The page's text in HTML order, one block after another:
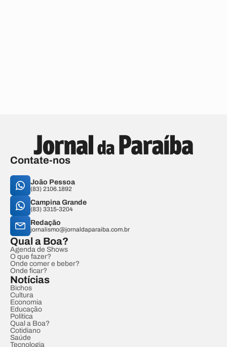
Contate-nos
João Pessoa
(83) 2106.1892
Campina Grande
(83) 3315-3204
Redação
jornalismo@jornaldaparaiba.com.br
Qual a Boa?
Agenda de Shows
O que fazer?
Onde comer e beber?
Onde ficar?
Notícias
Bichos
Cultura
Economia
Educação
Política
Qual a Boa?
Cotidiano
Saúde
Tecnologia